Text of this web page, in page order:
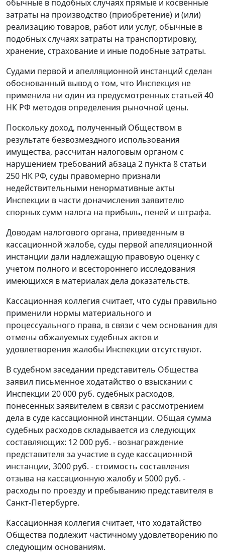
обычные в подобных случаях прямые и косвенные
затраты на производство (приобретение) и (или)
реализацию товаров, работ или услуг, обычные в
подобных случаях затраты на транспортировку,
хранение, страхование и иные подобные затраты.
Судами первой и апелляционной инстанций сделан
обоснованный вывод о том, что Инспекция не
применила ни один из предусмотренных статьей 40
НК РФ методов определения рыночной цены.
Поскольку доход, полученный Обществом в
результате безвозмездного использования
имущества, рассчитан налоговым органом с
нарушением требований абзаца 2 пункта 8 статьи
250 НК РФ, суды правомерно признали
недействительными ненормативные акты
Инспекции в части доначисления заявителю
спорных сумм налога на прибыль, пеней и штрафа.
Доводам налогового органа, приведенным в
кассационной жалобе, суды первой апелляционной
инстанции дали надлежащую правовую оценку с
учетом полного и всестороннего исследования
имеющихся в материалах дела доказательств.
Кассационная коллегия считает, что суды правильно
применили нормы материального и
процессуального права, в связи с чем основания для
отмены обжалуемых судебных актов и
удовлетворения жалобы Инспекции отсутствуют.
В судебном заседании представитель Общества
заявил письменное ходатайство о взыскании с
Инспекции 20 000 руб. судебных расходов,
понесенных заявителем в связи с рассмотрением
дела в суде кассационной инстанции. Общая сумма
судебных расходов складывается из следующих
составляющих: 12 000 руб. - вознаграждение
представителя за участие в суде кассационной
инстанции, 3000 руб. - стоимость составления
отзыва на кассационную жалобу и 5000 руб. -
расходы по проезду и пребыванию представителя в
Санкт-Петербурге.
Кассационная коллегия считает, что ходатайство
Общества подлежит частичному удовлетворению по
следующим основаниям.